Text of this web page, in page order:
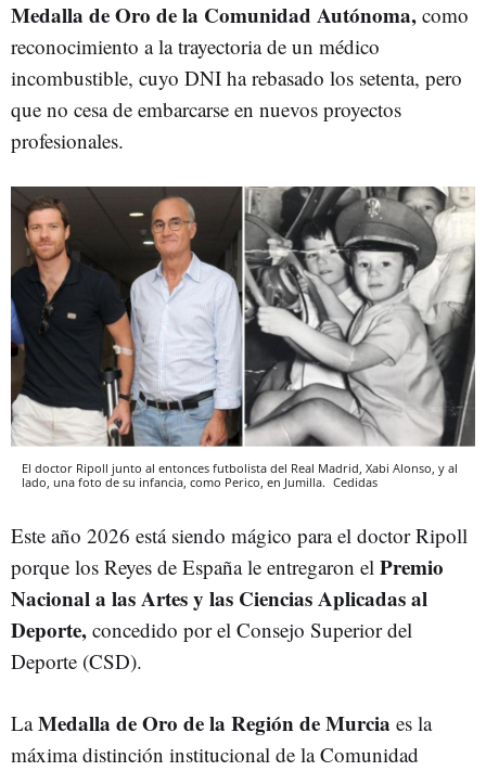
Medalla de Oro de la Comunidad Autónoma, como
reconocimiento a la trayectoria de un médico
incombustible, cuyo DNI ha rebasado los setenta, pero
que no cesa de embarcarse en nuevos proyectos
profesionales.
El doctor Ripoll junto al entonces futbolista del Real Madrid, Xabi Alonso, y al
lado, una foto de su infancia, como Perico, en Jumilla. Cedidas
Este año 2026 está siendo mágico para el doctor Ripoll
porque los Reyes de España le entregaron el Premio
Nacional a las Artes y las Ciencias Aplicadas al
Deporte, concedido por el Consejo Superior del
Deporte (CSD).
LaMedalla de Oro de la Región de Murcia es la
máxima distinción institucional de la Comunidad